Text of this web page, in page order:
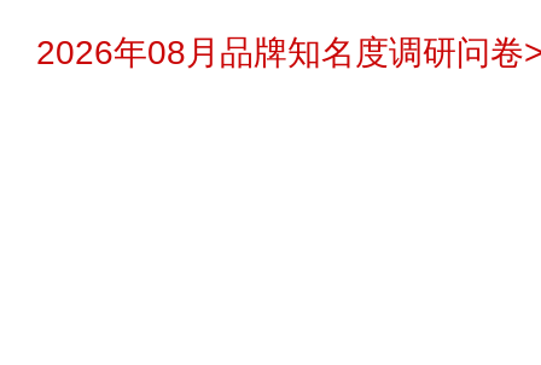
2026年08月品牌知名度调研问卷